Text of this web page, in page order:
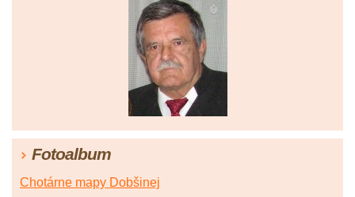
Fotoalbum
Chotárne mapy Dobšinej